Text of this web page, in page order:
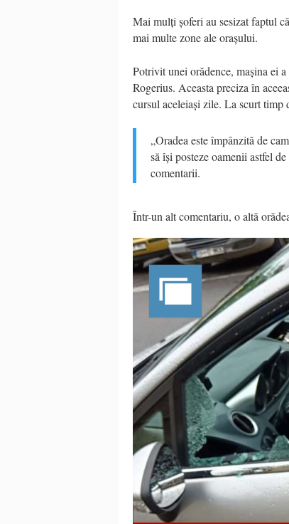
Mai mulți șoferi au sesizat faptul
mai multe zone ale orașului.
Potrivit unei orădence, mașina ei
Rogerius. Aceasta preciza în
cursul aceleiași zile. La scurt timp
„Oradea este împânzită de
să își posteze oamenii astfel
comentarii.
Într-un alt comentariu, o altă